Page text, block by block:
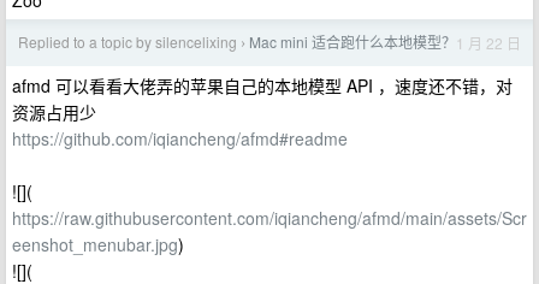
Replied to a topic by silencelixing › Mac mini 适合跑什么本地模型？ 1 月 22 日
afmd 可以看看大佬弄的苹果自己的本地模型 API ，速度还不错，对
资源占用少
https://github.com/iqiancheng/afmd#readme
![](
https://raw.githubusercontent.com/iqiancheng/afmd/main/assets/Scr
eenshot_menubar.jpg)
![](